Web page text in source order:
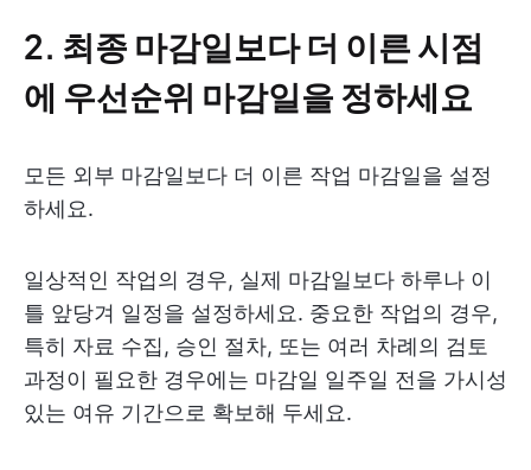
2. 최종 마감일보다 더 이른 시점
에 우선순위 마감일을 정하세요
모든 외부 마감일보다 더 이른 작업 마감일을 설정
하세요.
일상적인 작업의 경우, 실제 마감일보다 하루나 이
틀 앞당겨 일정을 설정하세요. 중요한 작업의 경우,
특히 자료 수집, 승인 절차, 또는 여러 차례의 검토
과정이 필요한 경우에는 마감일 일주일 전을 가시성
있는 여유 기간으로 확보해 두세요.